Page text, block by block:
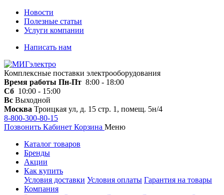
Новости
Полезные статьи
Услуги компании
Написать нам
Комплексные поставки электрооборудования
Время работы Пн-Пт 8:00 - 18:00
Сб 10:00 - 15:00
Вс Выходной
Москва Троицкая ул, д. 15 стр. 1, помещ. 5н/4
8-800-300-80-15
Позвонить Кабинет Корзина Меню
Каталог товаров
Бренды
Акции
Как купить
Условия доставки Условия оплаты Гарантия на товары
Компания